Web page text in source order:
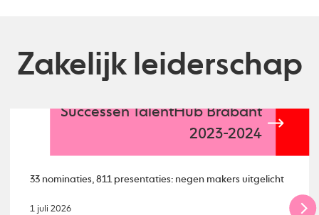
Zakelijk leiderschap
Successen TalentHub Brabant
2023-2024
33 nominaties, 811 presentaties: negen makers uitgelicht
1 juli 2026